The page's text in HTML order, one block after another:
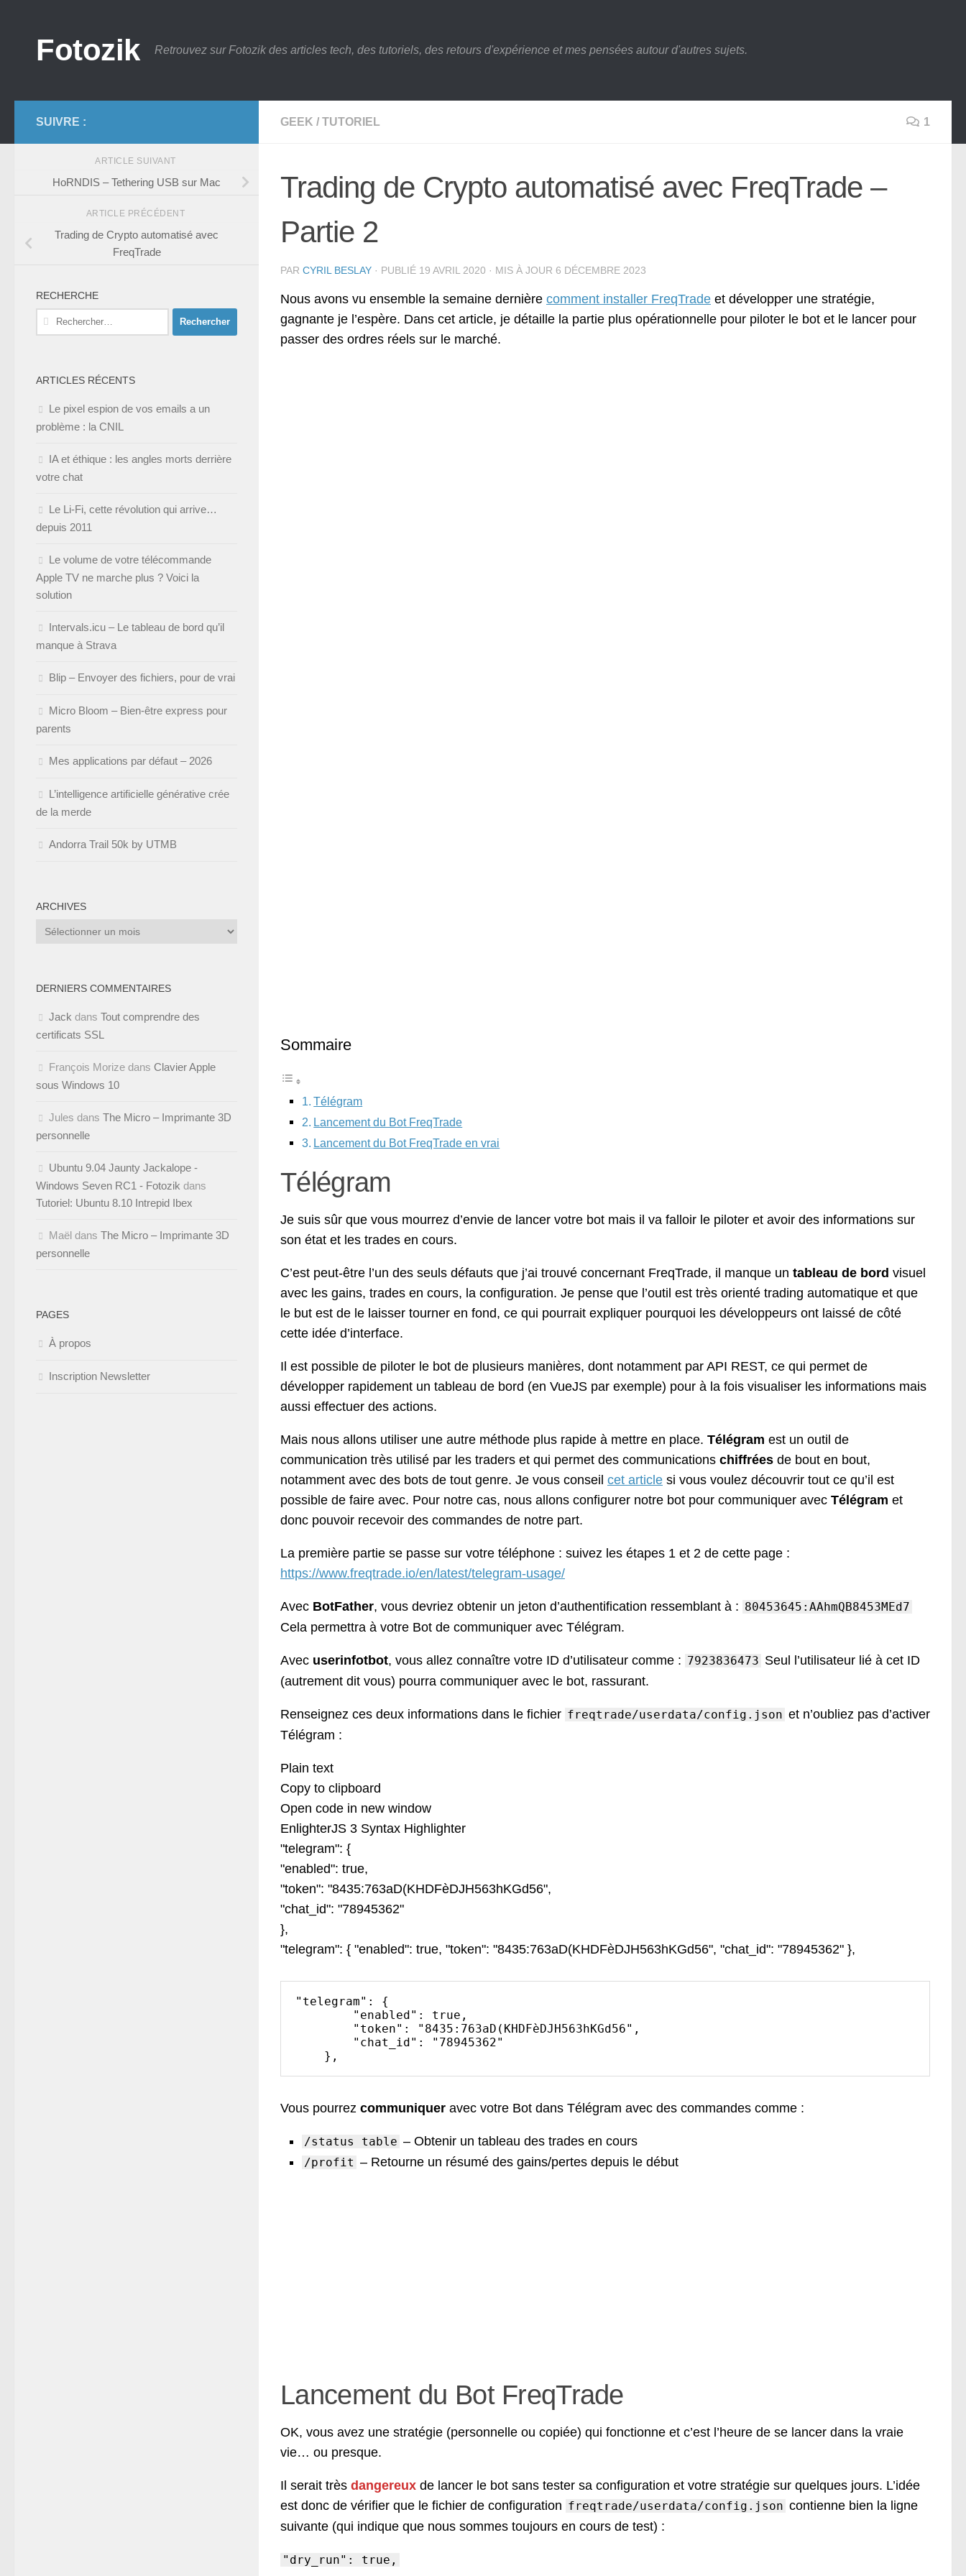
Fotozik Retrouvez sur Fotozik des articles tech, des tutoriels, des retours d'expérience et mes pensées autour d'autres sujets.
GEEK / TUTORIEL 1
Trading de Crypto automatisé avec FreqTrade –
Partie 2
PAR CYRIL BESLAY · PUBLIÉ 19 AVRIL 2020 · MIS À JOUR 6 DÉCEMBRE 2023
Nous avons vu ensemble la semaine dernière comment installer FreqTrade et développer une stratégie,
gagnante je l’espère. Dans cet article, je détaille la partie plus opérationnelle pour piloter le bot et le lancer pour
passer des ordres réels sur le marché.
Sommaire
Télégram
Lancement du Bot FreqTrade
Lancement du Bot FreqTrade en vrai
Télégram
Je suis sûr que vous mourrez d’envie de lancer votre bot mais il va falloir le piloter et avoir des informations sur
son état et les trades en cours.
C’est peut-être l’un des seuls défauts que j’ai trouvé concernant FreqTrade, il manque un tableau de bord visuel
avec les gains, trades en cours, la configuration. Je pense que l’outil est très orienté trading automatique et que
le but est de le laisser tourner en fond, ce qui pourrait expliquer pourquoi les développeurs ont laissé de côté
cette idée d’interface.
Il est possible de piloter le bot de plusieurs manières, dont notamment par API REST, ce qui permet de
développer rapidement un tableau de bord (en VueJS par exemple) pour à la fois visualiser les informations mais
aussi effectuer des actions.
Mais nous allons utiliser une autre méthode plus rapide à mettre en place. Télégram est un outil de
communication très utilisé par les traders et qui permet des communications chiffrées de bout en bout,
notamment avec des bots de tout genre. Je vous conseil cet article si vous voulez découvrir tout ce qu’il est
possible de faire avec. Pour notre cas, nous allons configurer notre bot pour communiquer avec Télégram et
donc pouvoir recevoir des commandes de notre part.
La première partie se passe sur votre téléphone : suivez les étapes 1 et 2 de cette page :
https://www.freqtrade.io/en/latest/telegram-usage/
Avec BotFather, vous devriez obtenir un jeton d’authentification ressemblant à : 80453645:AAhmQB8453MEd7
Cela permettra à votre Bot de communiquer avec Télégram.
Avec userinfotbot, vous allez connaître votre ID d’utilisateur comme : 7923836473 Seul l’utilisateur lié à cet ID
(autrement dit vous) pourra communiquer avec le bot, rassurant.
Renseignez ces deux informations dans le fichier freqtrade/userdata/config.json et n’oubliez pas d’activer
Télégram :
Plain text
Copy to clipboard
Open code in new window
EnlighterJS 3 Syntax Highlighter
"telegram": {
"enabled": true,
"token": "8435:763aD(KHDFèDJH563hKGd56",
"chat_id": "78945362"
},
"telegram": { "enabled": true, "token": "8435:763aD(KHDFèDJH563hKGd56", "chat_id": "78945362" },
"telegram": {
    },
Vous pourrez communiquer avec votre Bot dans Télégram avec des commandes comme :
/status table – Obtenir un tableau des trades en cours
/profit – Retourne un résumé des gains/pertes depuis le début
Lancement du Bot FreqTrade
OK, vous avez une stratégie (personnelle ou copiée) qui fonctionne et c’est l’heure de se lancer dans la vraie
vie… ou presque.
Il serait très dangereux de lancer le bot sans tester sa configuration et votre stratégie sur quelques jours. L’idée
est donc de vérifier que le fichier de configuration freqtrade/userdata/config.json contienne bien la ligne
suivante (qui indique que nous sommes toujours en cours de test) :
"dry_run": true,
SUIVRE :
ARTICLE SUIVANT
HoRNDIS – Tethering USB sur Mac
ARTICLE PRÉCÉDENT
Trading de Crypto automatisé avec
FreqTrade
RECHERCHE
Rechercher :
ARTICLES RÉCENTS
Le pixel espion de vos emails a un
problème : la CNIL
IA et éthique : les angles morts derrière
votre chat
Le Li-Fi, cette révolution qui arrive…
depuis 2011
Le volume de votre télécommande
Apple TV ne marche plus ? Voici la
solution
Intervals.icu – Le tableau de bord qu’il
manque à Strava
Blip – Envoyer des fichiers, pour de vrai
Micro Bloom – Bien-être express pour
parents
Mes applications par défaut – 2026
L’intelligence artificielle générative crée
de la merde
Andorra Trail 50k by UTMB
ARCHIVES
Archives
DERNIERS COMMENTAIRES
Jack dans Tout comprendre des
certificats SSL
François Morize dans Clavier Apple
sous Windows 10
Jules dans The Micro – Imprimante 3D
personnelle
Ubuntu 9.04 Jaunty Jackalope -
Windows Seven RC1 - Fotozik dans
Tutoriel: Ubuntu 8.10 Intrepid Ibex
Maël dans The Micro – Imprimante 3D
personnelle
PAGES
À propos
Inscription Newsletter